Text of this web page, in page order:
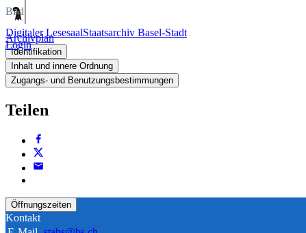
Digitaler LesesaalStaatsarchiv Basel-Stadt
Login
Bild
Archivplan
Identifikation
Inhalt und innere Ordnung
Zugangs- und Benutzungsbestimmungen
Teilen
Öffnungszeiten
Kontakt